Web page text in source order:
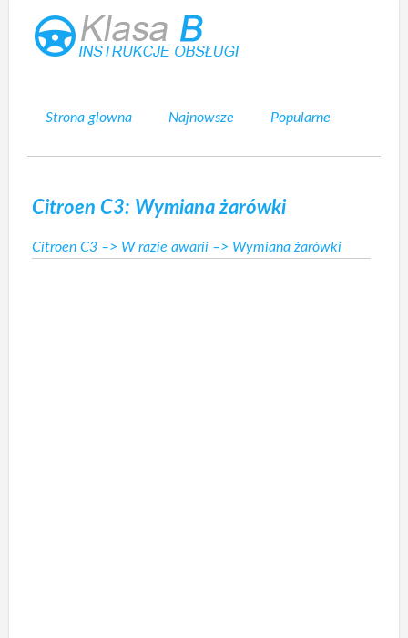
Strona glowna Najnowsze Popularne
Citroen C3: Wymiana żarówki
Citroen C3 –> W razie awarii –> Wymiana żarówki